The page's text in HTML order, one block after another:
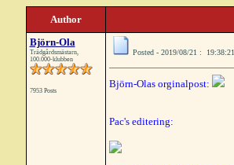
Author
Björn-Ola
Trädgårdsmästarn,
100.000-klubben
7953 Posts
Posted - 2019/08/21 : 19:38:21
Björn-Olas orginalpost:
Pac's editering: